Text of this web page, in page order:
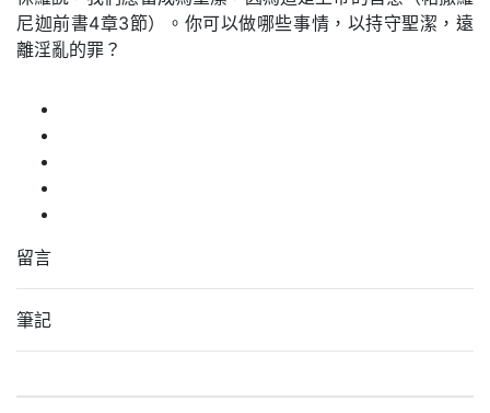
尼迦前書4章3節）。你可以做哪些事情，以持守聖潔，遠
離淫亂的罪？
留言
筆記